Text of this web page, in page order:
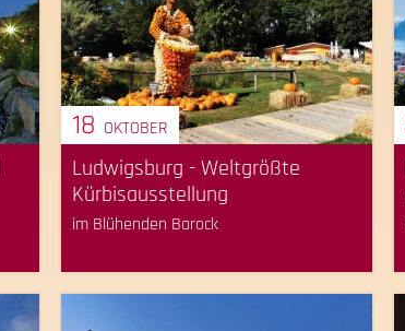
18 OKTOBER
Ludwigsburg - Weltgrößte
Kürbisausstellung
im Blühenden Barock